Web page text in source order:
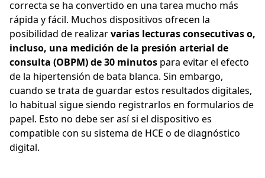
correcta se ha convertido en una tarea mucho más
rápida y fácil. Muchos dispositivos ofrecen la
posibilidad de realizarvarias lecturas consecutivas o,
incluso, una medición de la presión arterial de
consulta (OBPM) de 30 minutos para evitar el efecto
de la hipertensión de bata blanca. Sin embargo,
cuando se trata de guardar estos resultados digitales,
lo habitual sigue siendo registrarlos en formularios de
papel. Esto no debe ser así si el dispositivo es
compatible con su sistema de HCE o de diagnóstico
digital.